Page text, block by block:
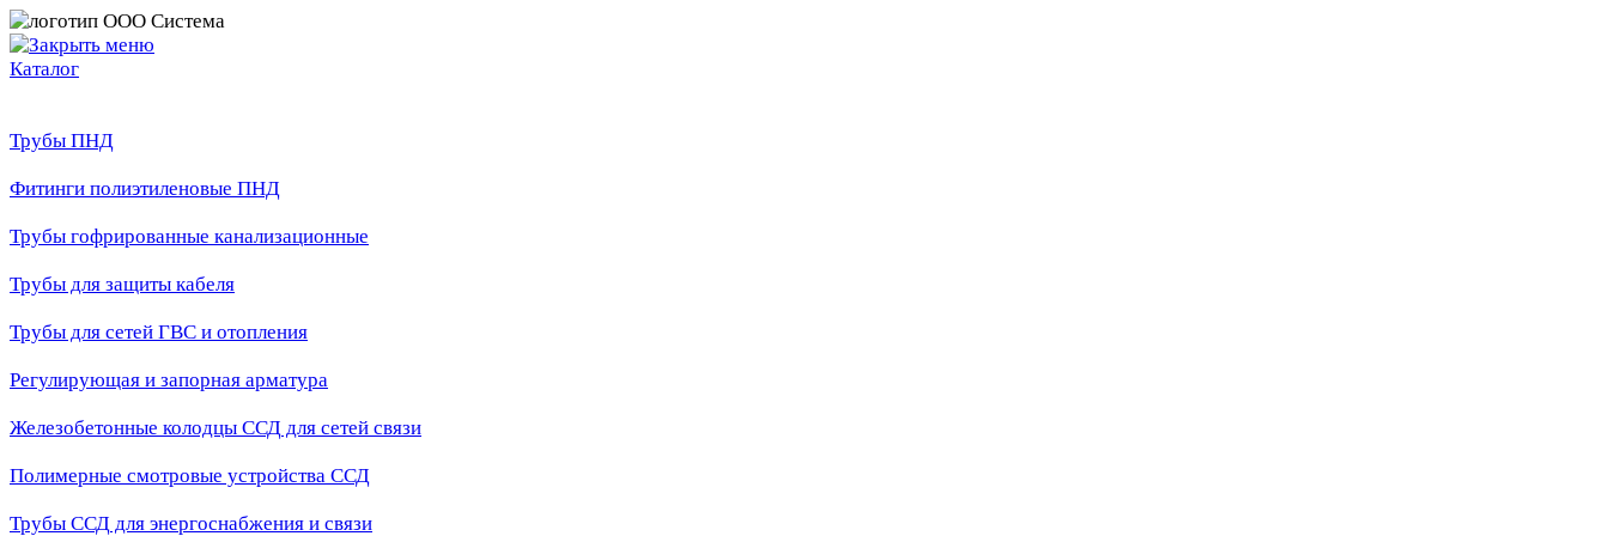
Каталог
Трубы ПНД
Фитинги полиэтиленовые ПНД
Трубы гофрированные канализационные
Трубы для защиты кабеля
Трубы для сетей ГВС и отопления
Регулирующая и запорная арматура
Железобетонные колодцы ССД для сетей связи
Полимерные смотровые устройства ССД
Трубы ССД для энергоснабжения и связи